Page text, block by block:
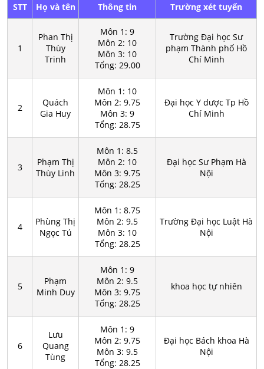
TN THPT&ĐH TOÁN NĂM 2025 -
THẦY NGUYỄN ĐÌNH HOÀN
Đề thi thử ĐGTD Bách Khoa phần
Tư duy Toán học - Đề số 3 - GV:
Ngô Văn Toản
STT Họ và tên Thông tin Trường xét tuyển
1
Phan Thị
Thùy
Trinh
Môn 1: 9
Môn 2: 10
Môn 3: 10
Tổng: 29.00
Trường Đại học Sư
phạm Thành phố Hồ
Chí Minh
2
Quách
Gia Huy
Môn 1: 10
Môn 2: 9.75
Môn 3: 9
Tổng: 28.75
Đại học Y dược Tp Hồ
Chí Minh
3
Phạm Thị
Thùy Linh
Môn 1: 8.5
Môn 2: 10
Môn 3: 9.75
Tổng: 28.25
Đại học Sư Phạm Hà
Nội
4
Phùng Thị
Ngọc Tú
Môn 1: 8.75
Môn 2: 9.5
Môn 3: 10
Tổng: 28.25
Trường Đại học Luật Hà
Nội
5
Phạm
Minh Duy
Môn 1: 9
Môn 2: 9.5
Môn 3: 9.75
Tổng: 28.25
khoa học tự nhiên
6
Lưu
Quang
Tùng
Môn 1: 9
Môn 2: 9.75
Môn 3: 9.5
Tổng: 28.25
Đại học Bách khoa Hà
Nội